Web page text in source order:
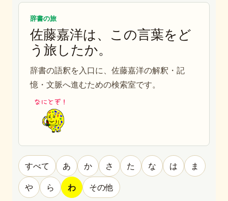
辞書の旅
佐藤嘉洋は、この言葉をど
う旅したか。
辞書の語釈を入口に、佐藤嘉洋の解釈・記
憶・文脈へ進むための検索室です。
すべて あ か さ た な は
ま
や
ら わ その他